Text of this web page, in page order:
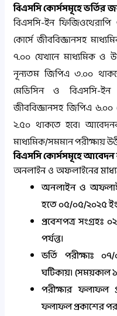
বিএসসি কোর্সসমূহে ভর্তির
বিএসসি-ইন
কোর্সে জীববিজ্ঞানসহ
৭.০০ যেখানে মাধ্যমিক ও
নূন্যতম জিপিএ ৩.০০
মেডিসিন ও বিএসসি-
জীববিজ্ঞানসহ জিপিএ
২.৫০ থাকতে হবে।
মাধ্যমিক/সমমান পরীক্ষায়
বিএসসি কোর্সসমূহে আবেদন
অনলাইন ও অফলাইনের
অনলাইন ও
হতে ০৫/০৫/২০২৫ ইং
প্রবেশপত্র
পর্যন্ত।
ভর্তি পরীক্ষাঃ
ঘটিকায়। (সময়কাল ১
পরীক্ষার ফলাফল
ফলাফল প্রকাশের